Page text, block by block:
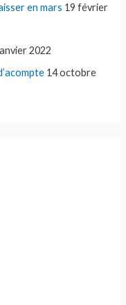
en mars 19 février
2022
14 octobre